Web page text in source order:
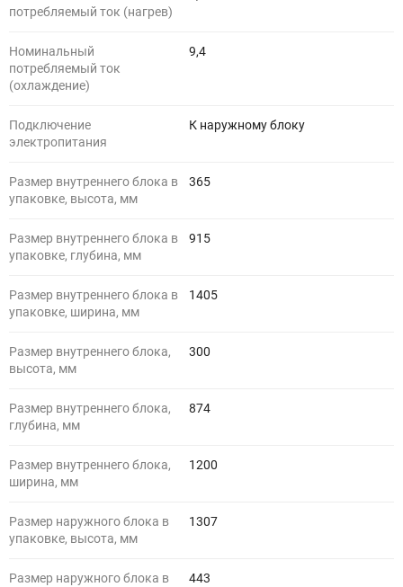
потребляемый ток (нагрев)
Номинальный
потребляемый ток
(охлаждение)
9,4
Подключение
электропитания
К наружному блоку
Размер внутреннего блока в
упаковке, высота, мм
365
Размер внутреннего блока в
упаковке, глубина, мм
915
Размер внутреннего блока в
упаковке, ширина, мм
1405
Размер внутреннего блока,
высота, мм
300
Размер внутреннего блока,
глубина, мм
874
Размер внутреннего блока,
ширина, мм
1200
Размер наружного блока в
упаковке, высота, мм
1307
Размер наружного блока в
443